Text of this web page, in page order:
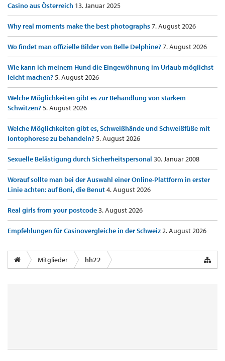
Casino aus Österreich 13. Januar 2025
Why real moments make the best photographs7. August 2026
Wo findet man offizielle Bilder von Belle Delphine?7. August 2026
Wie kann ich meinem Hund die Eingewöhnung im Urlaub möglichst
leicht machen?5. August 2026
Welche Möglichkeiten gibt es zur Behandlung von starkem
Schwitzen?5. August 2026
Welche Möglichkeiten gibt es, Schweißhände und Schweißfüße mit
Iontophorese zu behandeln?5. August 2026
Sexuelle Belästigung durch Sicherheitspersonal 30. Januar 2008
Worauf sollte man bei der Auswahl einer Online-Plattform in erster
Linie achten: auf Boni, die Benut4. August 2026
Real girls from your postcode3. August 2026
Empfehlungen für Casinovergleiche in der Schweiz2. August 2026
Mitglieder hh22